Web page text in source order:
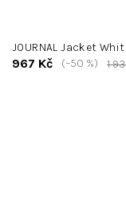
JOURNAL Jacket
967 Kč 1
(–50 %)